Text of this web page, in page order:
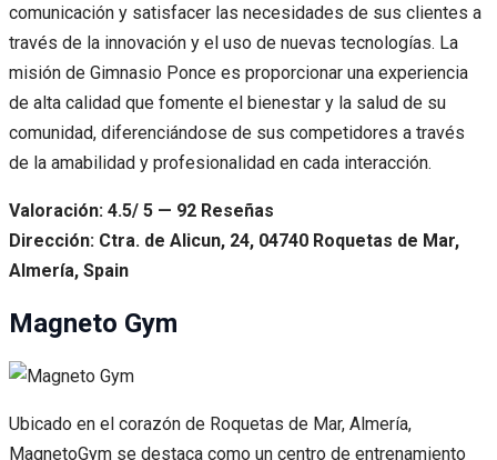
comunicación y satisfacer las necesidades de sus clientes a
través de la innovación y el uso de nuevas tecnologías. La
misión de Gimnasio Ponce es proporcionar una experiencia
de alta calidad que fomente el bienestar y la salud de su
comunidad, diferenciándose de sus competidores a través
de la amabilidad y profesionalidad en cada interacción.
Valoración: 4.5/ 5 — 92 Reseñas
Dirección: Ctra. de Alicun, 24, 04740 Roquetas de Mar,
Almería, Spain
Magneto Gym
Ubicado en el corazón de Roquetas de Mar, Almería,
MagnetoGym se destaca como un centro de entrenamiento